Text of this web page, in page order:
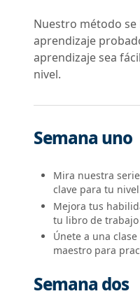
Nuestro método se
aprendizaje
aprendizaje sea
nivel.
Semana uno
Mira nuestra
clave para tu
Mejora tus
tu libro de
Únete a una
maestro para
Semana dos